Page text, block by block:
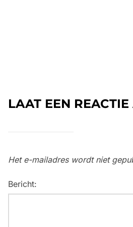
LAAT EEN REACTIE
Het e-mailadres wordt niet
Bericht: